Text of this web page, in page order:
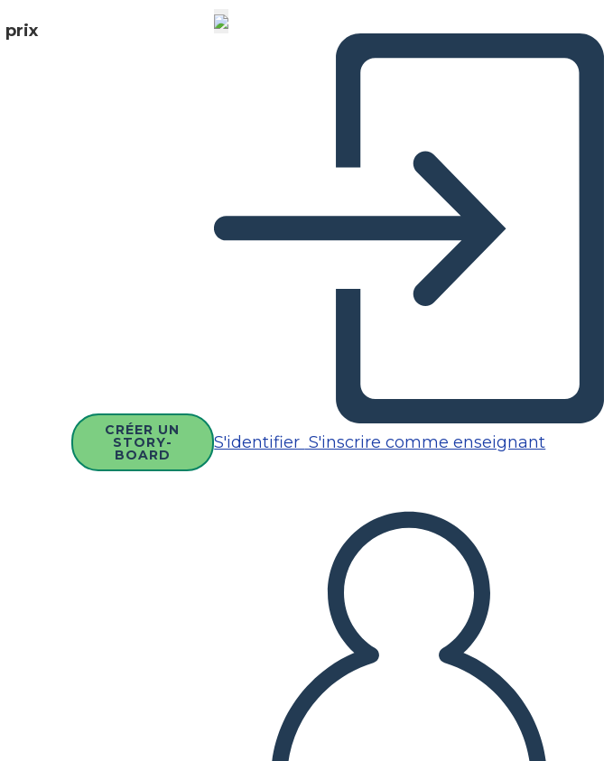
prix
CRÉER UN
STORY-
BOARD
S'identifier S'inscrire comme enseignant